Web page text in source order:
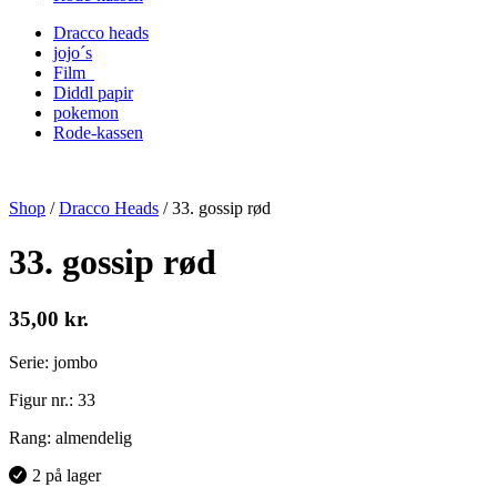
Dracco heads
jojo´s
Film
Diddl papir
pokemon
Rode-kassen
Shop /Dracco Heads /33. gossip rød
33. gossip rød
35,00 kr.
Serie: jombo
Figur nr.: 33
Rang: almendelig
2 på lager